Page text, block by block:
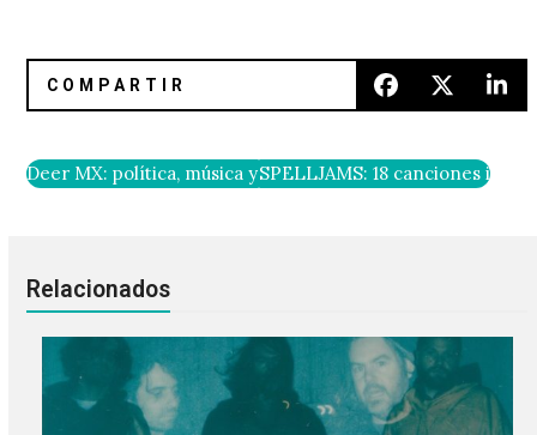
Deer MX: política, música y la humanidad contra la
SPELLJAMS: 18 canciones
Relacionados